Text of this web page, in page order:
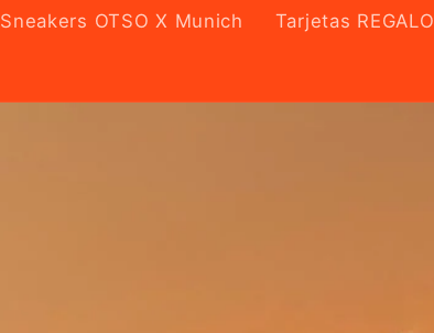
Sneakers OTSO X Munich Tarjetas REGALO